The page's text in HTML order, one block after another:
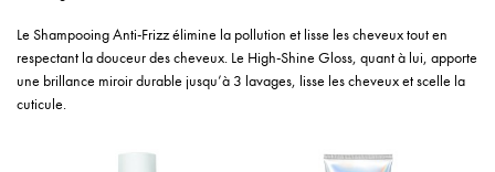
Le Shampooing Anti-Frizz élimine la pollution et lisse les cheveux tout en
respectant la douceur des cheveux. Le High-Shine Gloss, quant à lui, apporte
une brillance miroir durable jusqu’à 3 lavages, lisse les cheveux et scelle la
cuticule.